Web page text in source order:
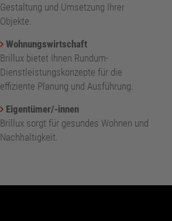
Gestaltung und Umsetzung Ihrer
Objekte.
Wohnungswirtschaft
Brillux bietet Ihnen Rundum-
Dienstleistungskonzepte für die
effiziente Planung und Ausführung.
Eigentümer/-innen
Brillux sorgt für gesundes Wohnen und
Nachhaltigkeit.